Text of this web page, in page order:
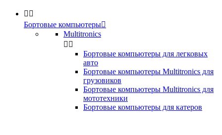
 
Бортовые компьютеры
Multitronics
 
Бортовые компьютеры для легковых
авто
Бортовые компьютеры Multitronics для
грузовиков
Бортовые компьютеры Multitronics для
мототехники
Бортовые компьютеры для катеров